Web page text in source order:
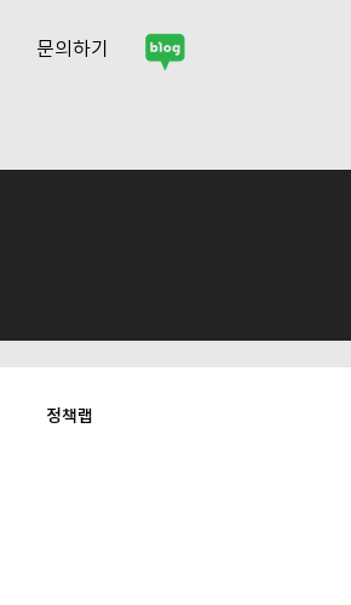
문의하기
정책랩